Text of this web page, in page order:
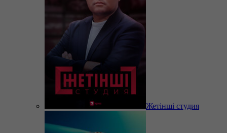
Жетінші студия